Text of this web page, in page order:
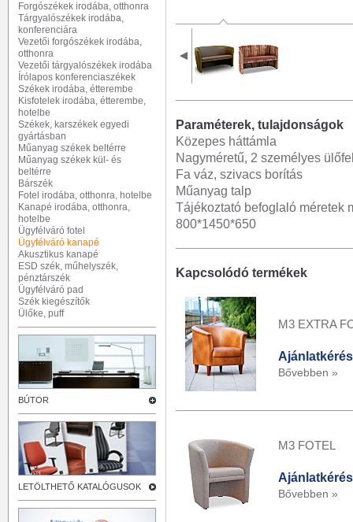
Forgószékek irodába, otthonra
Tárgyalószékek irodába,
konferenciára
Vezetői forgószékek irodába,
otthonra
Vezetői tárgyalószékek irodába
Írólapos konferenciaszékek
Székek irodába, étterembe
Kisfotelek irodába, étterembe,
hotelbe
Székek, karszékek egyedi
gyártásban
Műanyag székek beltérre
Műanyag székek kül- és
beltérre
Bárszék
Fotel irodába, otthonra, hotelbe
Kanapé irodába, otthonra,
hotelbe
Ügyfélváró fotel
Ügyfélváró kanapé
Akusztikus kanapé
ESD szék, műhelyszék,
pénztárszék
Ügyfélváró pad
Szék kiegészítők
Ülőke, puff
BÚTOR
LETÖLTHETŐ KATALÓGUSOK
Paraméterek, tulajdonságok
Közepes háttámla
Nagyméretű, 2 személyes
Fa váz, szivacs borítás
Műanyag talp
Tájékoztató befoglaló méretek
800*1450*650
Kapcsolódó termékek
M3 EXTRA
Ajánlatkérés
Bővebben »
M3 FOTEL
Ajánlatkérés
Bővebben »